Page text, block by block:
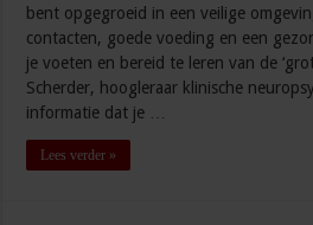
bent opgegroeid in een veilige
contacten, goede voeding en een
je voeten en bereid te leren van de
Scherder, hoogleraar klinische
informatie dat je …
Lees verder »